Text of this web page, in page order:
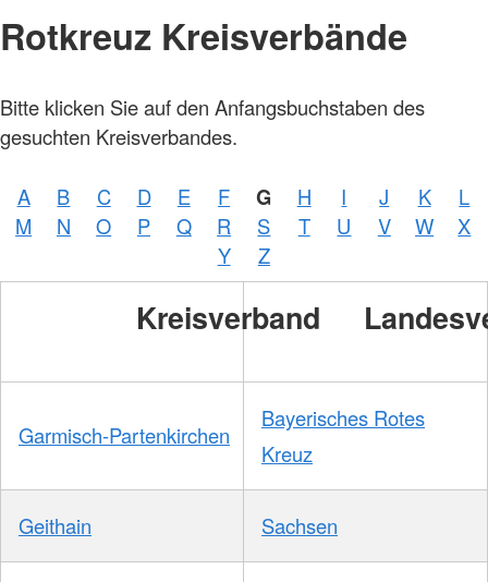
Rotkreuz Kreisverbände
Bitte klicken Sie auf den Anfangsbuchstaben des
gesuchten Kreisverbandes.
A B C D E F G H I J K
L
M
N O P Q R S T U V W
X
Y
Z
Kreisverband
Garmisch-Partenkirchen
Bayerisches Rotes
Kreuz
Geithain Sachsen